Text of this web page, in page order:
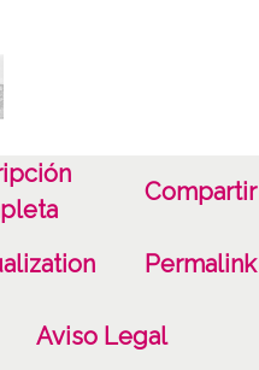
Compartir
Permalink
Aviso Legal